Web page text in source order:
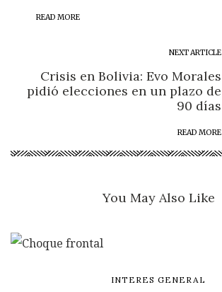
READ MORE
NEXT ARTICLE
Crisis en Bolivia: Evo Morales
pidió elecciones en un plazo de
90 días
READ MORE
You May Also Like
INTERES GENERAL